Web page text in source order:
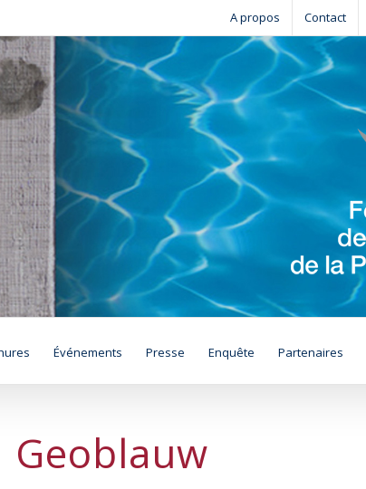
A propos Contact
Événements Presse Enquête Partenaires
Geoblauw